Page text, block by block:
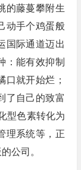
的藤蔓攀附生
动手个鸡蛋般
国际通道迈出
：能有效抑制
口就开始烂；
了自己的致富
型色素转化为
理系统等，正
公司。